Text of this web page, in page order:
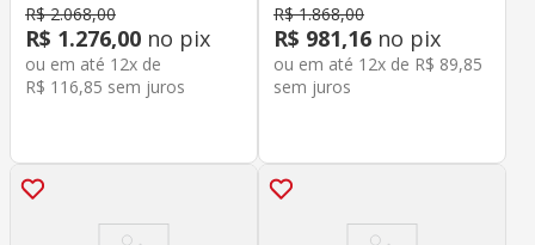
R$ 2.068,00
R$ 1.276,00 no pix
ou em até 12x de
R$ 116,85 sem juros
R$ 1.868,00
R$ 981,16 no pix
ou em até 12x de R$ 89,85
sem juros